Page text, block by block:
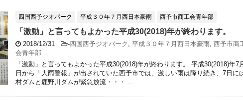
四国西予ジオパーク 平成３０年７月西日本豪雨 西予市商工会青年部
「激動」と言ってもよかった平成30(2018)年が終わります。
2018/12/31 -四国西予ジオパーク 平成３０年７月西日本豪雨 西予市商
会青年部
「激動」と言ってもよかった平成30(2018)年が終わります。 平成30(2018)年7
日から「大雨警報」が出されていた西予市では、激しい雨は降り続き、7日に
村ダムと鹿野川ダムが緊急放流・・・ ...